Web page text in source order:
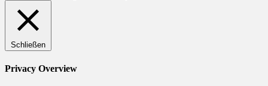
Schließen
Privacy Overview